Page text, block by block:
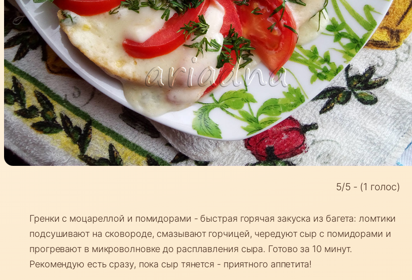
5/5 - (1 голос)
Гренки с моцареллой и помидорами - быстрая горячая закуска из багета: ломтики
подсушивают на сковороде, смазывают горчицей, чередуют сыр с помидорами и
прогревают в микроволновке до расплавления сыра. Готово за 10 минут.
Рекомендую есть сразу, пока сыр тянется - приятного аппетита!